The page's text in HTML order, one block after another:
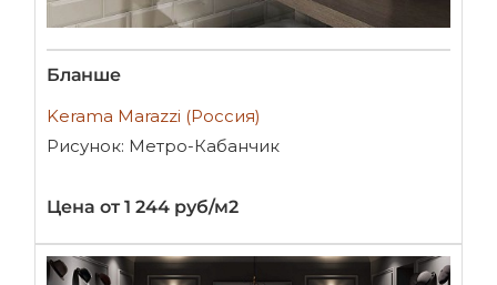
Бланше
Kerama Marazzi (Россия)
Рисунок: Метро-Кабанчик
Цена от 1 244 руб/м2